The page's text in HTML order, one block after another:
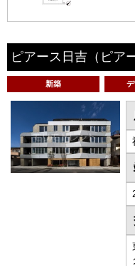
ピアース日吉 （ピア
新築